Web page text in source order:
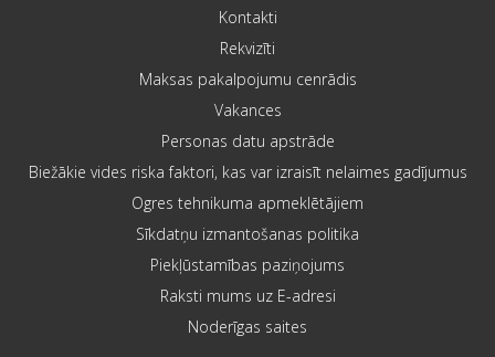
Kontakti
Rekvizīti
Maksas pakalpojumu cenrādis
Vakances
Personas datu apstrāde
Biežākie vides riska faktori, kas var izraisīt nelaimes gadījumus
Ogres tehnikuma apmeklētājiem
Sīkdatņu izmantošanas politika
Piekļūstamības paziņojums
Raksti mums uz E-adresi
Noderīgas saites